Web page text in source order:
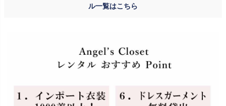
ル一覧はこちら